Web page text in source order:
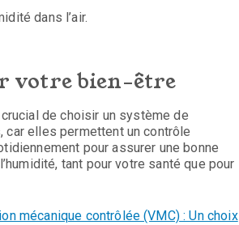
dans l’air.
votre bien-être
de choisir un système de
elles permettent un contrôle
pour assurer une bonne
tant pour votre santé que pour
mécanique contrôlée (VMC) : Un choix